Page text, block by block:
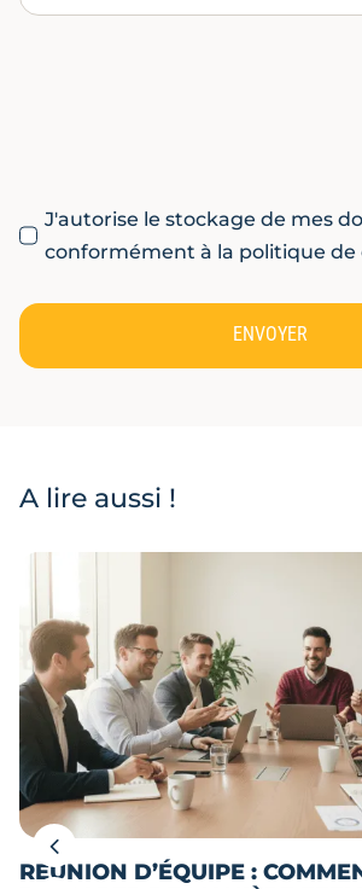
J'autorise le stockage de mes
conformément à la politique
ENVOYER
A lire aussi !
RÉUNION D’ÉQUIPE :